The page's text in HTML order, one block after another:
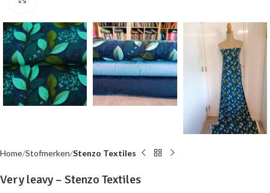
Home Stofmerken Stenzo Textiles
Very leavy – Stenzo Textiles